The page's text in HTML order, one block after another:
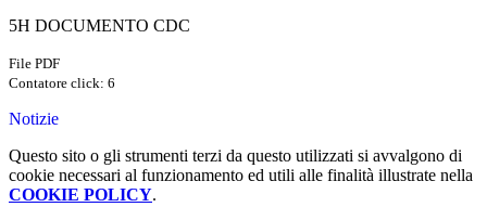
5H DOCUMENTO CDC
File PDF
Contatore click: 6
Notizie
Questo sito o gli strumenti terzi da questo utilizzati si avvalgono di
cookie necessari al funzionamento ed utili alle finalità illustrate nella
COOKIE POLICY.